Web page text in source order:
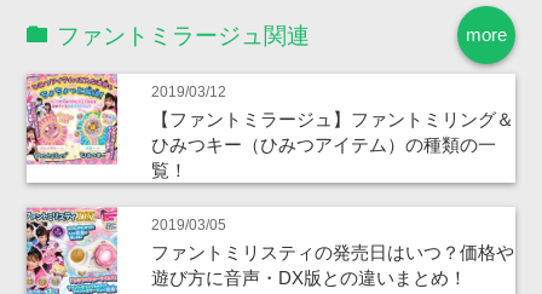
more
ファントミラージュ関連
2019/03/12
【ファントミラージュ】ファントミリング＆
ひみつキー（ひみつアイテム）の種類の一
覧！
2019/03/05
ファントミリスティの発売日はいつ？価格や
遊び方に音声・DX版との違いまとめ！